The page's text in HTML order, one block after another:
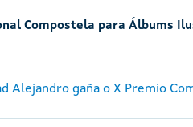
Compostela para Álbums
Alejandro gaña o X Premio